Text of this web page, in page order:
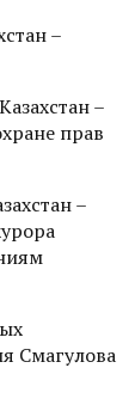
–
–
прав
–
Смагулова